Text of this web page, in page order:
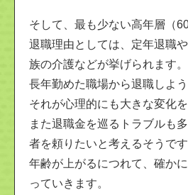
そして、最も少ない高年層（
退職理由としては、定年退職
族の介護などが挙げられます。
長年勤めた職場から退職しよ
それが心理的にも大きな変化
また退職金を巡るトラブルも
者を頼りたいと考えるそうです
年齢が上がるにつれて、確か
っていきます。